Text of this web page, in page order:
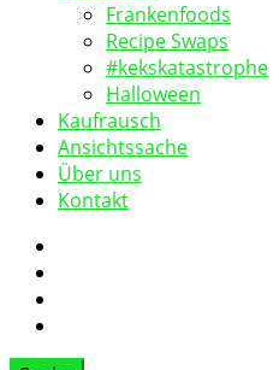
Frankenfoods
Recipe Swaps
#kekskatastrophe
Halloween
Kaufrausch
Ansichtssache
Über uns
Kontakt